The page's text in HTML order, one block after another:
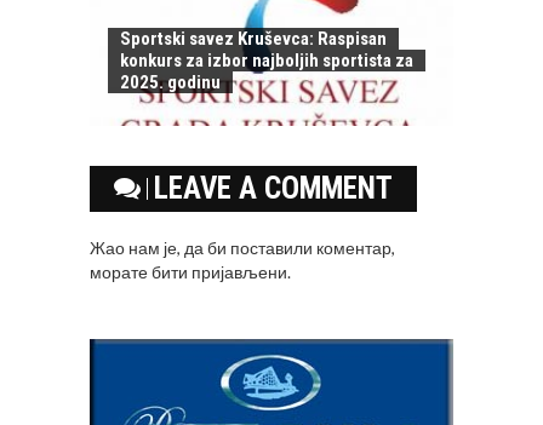
Sportski savez Kruševca: Raspisan
konkurs za izbor najboljih sportista za
2025. godinu
LEAVE A COMMENT
Жао нам је, да би поставили коментар,
моратебити пријављени.